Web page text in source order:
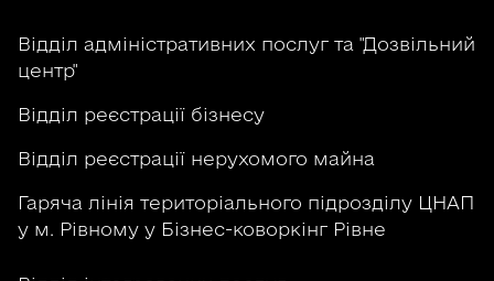
Відділ адміністративних послуг та "Дозвільний
центр"
Відділ реєстрації бізнесу
Відділ реєстрації нерухомого майна
Гаряча лінія територіального підрозділу ЦНАП
у м. Рівному у Бізнес-коворкінг Рівне